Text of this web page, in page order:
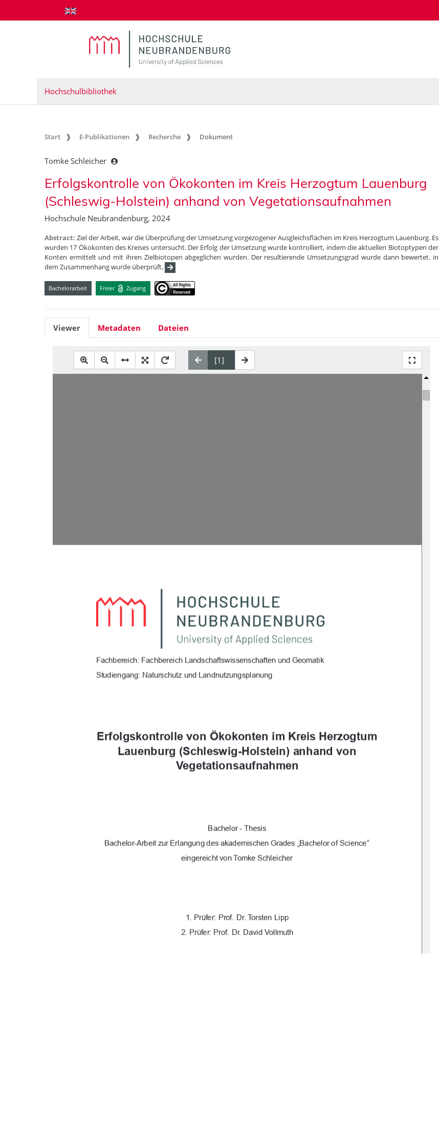
zum Inhalt springen
Hochschulbibliothek
Start E-Publikationen Recherche Dokument
Tomke Schleicher
Erfolgskontrolle von Ökokonten im Kreis Herzogtum Lauenburg
(Schleswig-Holstein) anhand von Vegetationsaufnahmen
Hochschule Neubrandenburg, 2024
Abstract: Ziel der Arbeit, war die Überprüfung der Umsetzung vorgezogener Ausgleichsflächen im Kreis Herzogtum Lauenburg. Es
wurden 17 Ökokonten des Kreises untersucht. Der Erfolg der Umsetzung wurde kontrolliert, indem die aktuellen Biotoptypen der
Konten ermittelt und mit ihren Zielbiotopen abgeglichen wurden. Der resultierende Umsetzungsgrad wurde dann bewertet. in
dem Zusammenhang wurde überprüft,
Bachelorarbeit Freier Zugang
Viewer Metadaten Dateien
Fachbereich: Fachbereich Landschaftswissenschaften und Geomatik
Studiengang: Naturschutz und Landnutzungsplanung
Erfolgskontrolle von Ökokonten im Kreis Herzogtum
Lauenburg (Schleswig-Holstein) anhand von
Vegetationsaufnahmen
Bachelor - Thesis
Bachelor-Arbeit zur Erlangung des akademischen Grades „Bachelor of Science“
eingereicht von Tomke Schleicher
1. Prüfer: Prof. Dr. Torsten Lipp
2. Prüfer: Prof.  Dr. David Vollmuth